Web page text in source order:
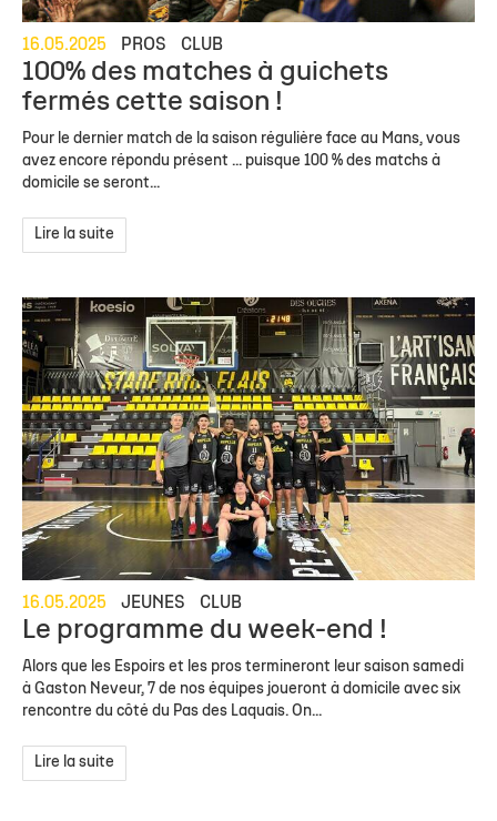
16.05.2025 PROS CLUB
100% des matches à guichets
fermés cette saison !
Pour le dernier match de la saison régulière face au Mans, vous
avez encore répondu présent ... puisque 100 % des matchs à
domicile se seront...
Lire la suite
16.05.2025 JEUNES CLUB
Le programme du week-end !
Alors que les Espoirs et les pros termineront leur saison samedi
à Gaston Neveur, 7 de nos équipes joueront à domicile avec six
rencontre du côté du Pas des Laquais. On...
Lire la suite